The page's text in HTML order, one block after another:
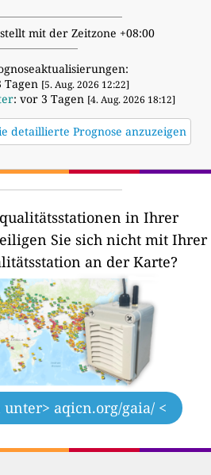
mit der Zeitzone +08:00
Tagen [5. Aug. 2026 12:22]
: vor 3 Tagen [4. Aug. 2026 18:12]
detaillierte Prognose anzuzeigen
in Ihrer
Sie sich nicht mit Ihrer
an der Karte?
unter> aqicn.org/gaia/ <